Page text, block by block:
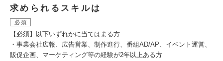
求められるスキルは
必須
【必須】以下いずれかに当てはまる方
・事業会社広報、広告営業、制作進行、番組AD/AP、イベント運営、
販促企画、マーケティング等の経験が2年以上ある方